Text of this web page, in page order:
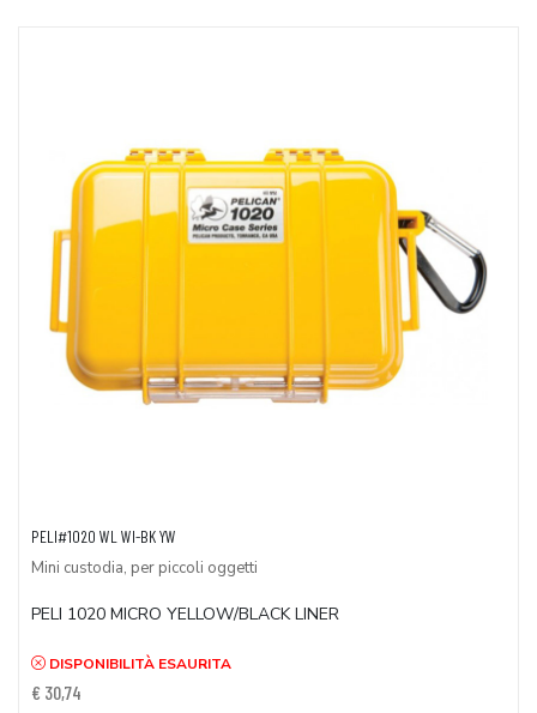
PELI#1020 WL WI-BK YW
Mini custodia, per piccoli oggetti
PELI 1020 MICRO YELLOW/BLACK LINER
DISPONIBILITÀ ESAURITA
€ 30,74